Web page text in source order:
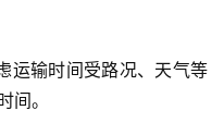
运输时间受路况、天气等
间。